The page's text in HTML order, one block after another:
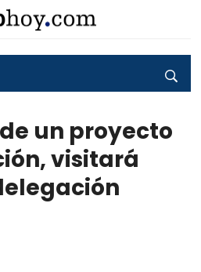
un proyecto
visitará